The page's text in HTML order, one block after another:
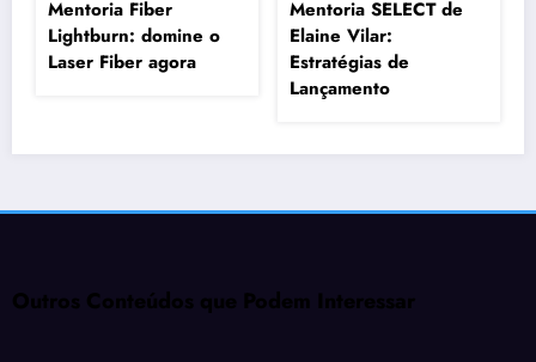
Mentoria Fiber
Lightburn: domine o
Laser Fiber agora
Mentoria SELECT de
Elaine Vilar:
Estratégias de
Lançamento
Outros Conteúdos que Podem Interessar